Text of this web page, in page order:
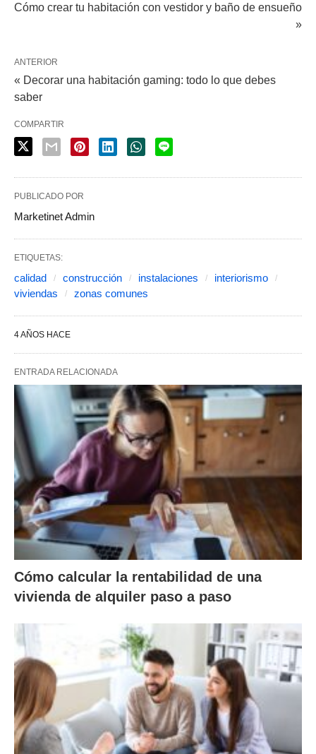
Cómo crear tu habitación con vestidor y baño de ensueño
»
ANTERIOR
« Decorar una habitación gaming: todo lo que debes
saber
COMPARTIR
PUBLICADO POR
Marketinet Admin
ETIQUETAS:
calidad construcción instalaciones
interiorismo
viviendas
zonas comunes
4 AÑOS HACE
ENTRADA RELACIONADA
Cómo calcular la rentabilidad de una
vivienda de alquiler paso a paso